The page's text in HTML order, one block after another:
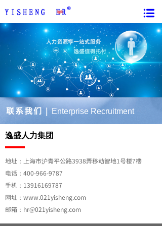
联系我们 ｜Enterprise Recruitment
400-966-9787
逸盛人力集团
地址：上海市沪青平公路3938弄移动智地1号楼7楼
电话：400-966-9787
手机：13916169787
网址：www.021yisheng.com
邮箱：hr@021yisheng.com